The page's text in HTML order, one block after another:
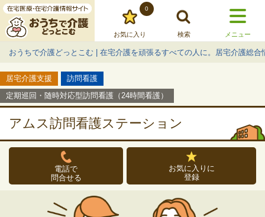
お気に入り
0
検索 メニュー
おうちで介護どっとこむ | 在宅介護を頑張るすべての人に。居宅介護総合
居宅介護支援
訪問看護
定期巡回・随時対応型訪問看護（24時間看護）
アムス訪問看護ステーション
電話で
問合せる
お気に入りに
登録